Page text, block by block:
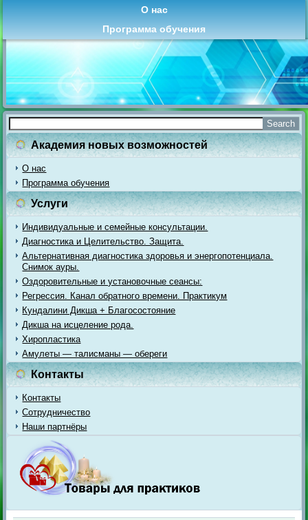
О нас
Программа обучения
Академия новых возможностей
О нас
Программа обучения
Услуги
Индивидуальные и семейные консультации.
Диагностика и Целительство. Защита.
Альтернативная диагностика здоровья и энергопотенциала.
Снимок ауры.
Оздоровительные и установочные сеансы:
Регрессия. Канал обратного времени. Практикум
Кундалини Дикша + Благосостояние
Дикша на исцеление рода.
Хиропластика
Амулеты — талисманы — обереги
Контакты
Контакты
Сотрудничество
Наши партнёры